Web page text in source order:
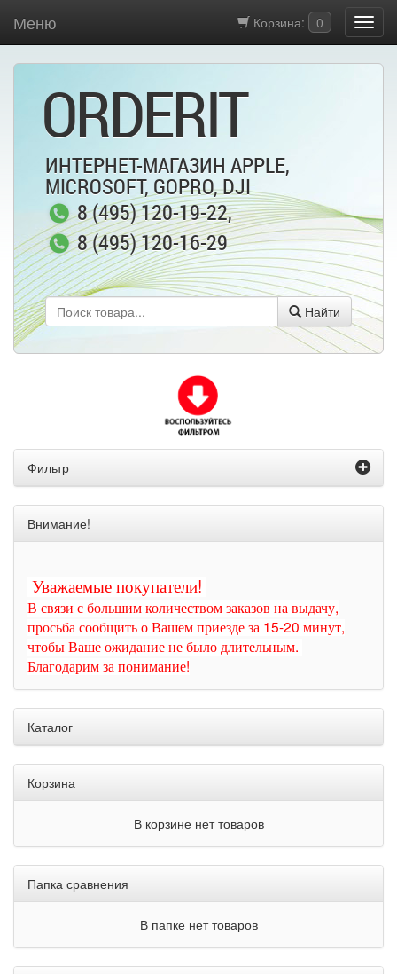
Корзина: 0
Меню
ORDERIT
ИНТЕРНЕТ-МАГАЗИН APPLE,
MICROSOFT, GOPRO, DJI
8 (495) 120-19-22,
8 (495) 120-16-29
Найти
Фильтр
Внимание!
Уважаемые покупатели!
В связи с большим количеством заказов на выдачу,
просьба сообщить о Вашем приезде за 15-20 минут,
чтобы Ваше ожидание не было длительным.
Благодарим за понимание!
Каталог
Корзина
В корзине нет товаров
Папка сравнения
В папке нет товаров